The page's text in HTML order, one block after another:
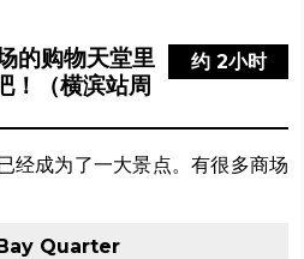
约 2小时
的购物天堂里
！（横滨站周
经成为了一大景点。有很多商场
Quarter